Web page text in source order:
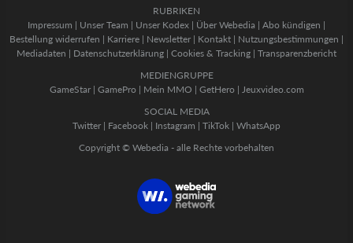
RUBRIKEN
Impressum | Unser Team | Unser Kodex | Über Webedia | Abo kündigen |
Bestellung widerrufen | Karriere | Newsletter | Kontakt | Nutzungsbestimmungen |
Mediadaten | Datenschutzerklärung | Cookies & Tracking | Transparenzbericht
MEDIENGRUPPE
GameStar| GamePro | Mein MMO | GetHero | Jeuxvideo.com
SOCIAL MEDIA
Twitter | Facebook | Instagram | TikTok | WhatsApp
Copyright © Webedia - alle Rechte vorbehalten